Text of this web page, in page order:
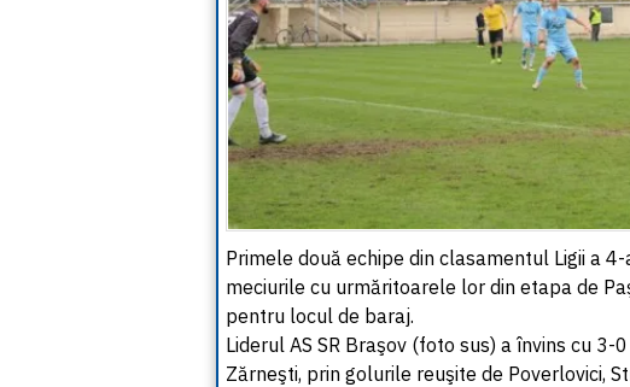
Primele două echipe din clasamentul Ligii a
meciurile cu urmăritoarele lor din etapa de
pentru locul de baraj.
Liderul AS SR Braşov (foto sus) a învins cu
Zărneşti, prin golurile reuşite de Poverlovici,